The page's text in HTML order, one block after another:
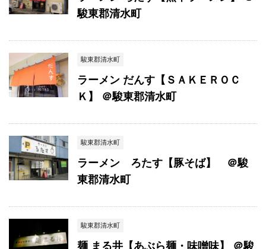
駿東郡清水町
駿東郡清水町
ラーメン だんす【ＳＡＫＥＲＯＣ
Ｋ】 ＠駿東郡清水町
駿東郡清水町
ラーメン ろたす【豚そば】 ＠駿
東郡清水町
駿東郡清水町
麺 まる井【あぶら麺・味噌味】 ＠駿